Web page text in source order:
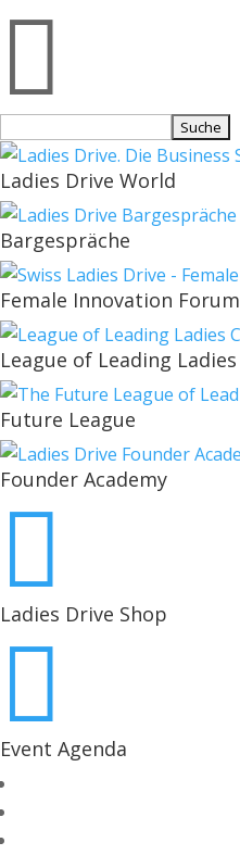

nach:
Ladies Drive World
Bargespräche
Female Innovation Forum
League of Leading Ladies
Future League
Founder Academy

Ladies Drive Shop

Event Agenda